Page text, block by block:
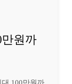
만원까